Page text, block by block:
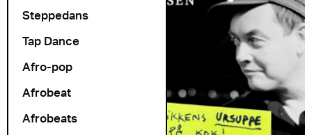
Steppedans
Tap Dance
Afro-pop
Afrobeat
Afrobeats